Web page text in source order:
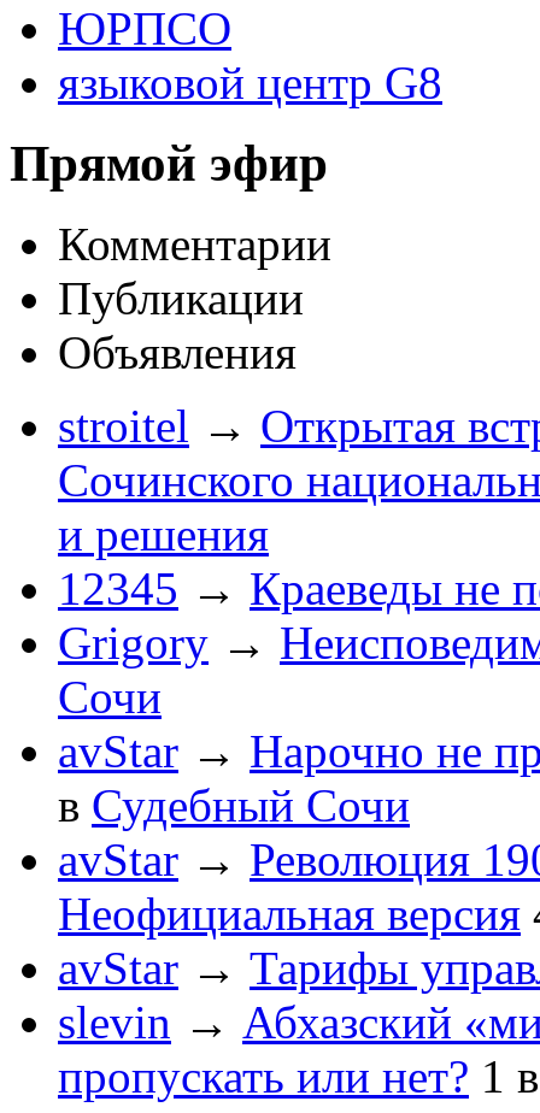
ЮРПСО
языковой центр G8
Прямой эфир
Комментарии
Публикации
Объявления
stroitel → Открытая
Сочинского
и решения
12345 → Краеведы не
Grigory →
Сочи
avStar → Нарочно не
в Судебный Сочи
avStar → Революция
Неофициальная версия
avStar → Тарифы
slevin → Абхазский
пропускать или нет? 1